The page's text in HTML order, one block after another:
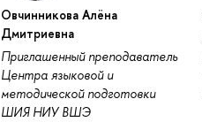
Овчинникова Алёна
Дмитриевна
Приглашенный преподаватель
Центра языковой и
методической подготовки
ШИЯ НИУ ВШЭ